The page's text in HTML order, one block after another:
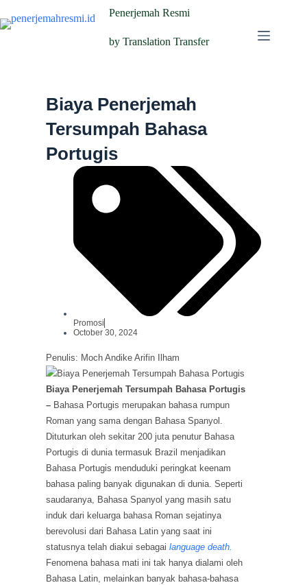
Penerjemah Resmi
by Translation Transfer
Biaya Penerjemah
Tersumpah Bahasa
Portugis
Promosi
October 30, 2024
Penulis: Moch Andike Arifin Ilham
Biaya Penerjemah Tersumpah Bahasa Portugis
– Bahasa Portugis merupakan bahasa rumpun
Roman yang sama dengan Bahasa Spanyol.
Dituturkan oleh sekitar 200 juta penutur Bahasa
Portugis di dunia termasuk Brazil menjadikan
Bahasa Portugis menduduki peringkat keenam
bahasa paling banyak digunakan di dunia. Seperti
saudaranya, Bahasa Spanyol yang masih satu
induk dari keluarga bahasa Roman sejatinya
berevolusi dari Bahasa Latin yang saat ini
statusnya telah diakui sebagailanguage death.
Fenomena bahasa mati ini tak hanya dialami oleh
Bahasa Latin, melainkan banyak bahasa-bahasa